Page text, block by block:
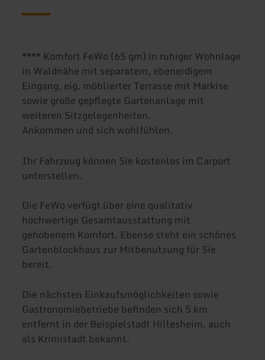
**** Komfort FeWo (65 qm) in ruhiger Wohnlage
in Waldnähe mit separatem, ebenerdigem
Eingang, eig. möblierter Terrasse mit Markise
sowie große gepflegte Gartenanlage mit
weiteren Sitzgelegenheiten.
Ankommen und sich wohlfühlen.
Ihr Fahrzeug können Sie kostenlos im Carport
unterstellen.
Die FeWo verfügt über eine qualitativ
hochwertige Gesamtausstattung mit
gehobenem Komfort. Ebenso steht ein schönes
Gartenblockhaus zur Mitbenutzung für Sie
bereit.
Die nächsten Einkaufsmöglichkeiten sowie
Gastronomiebetriebe befinden sich 5 km
entfernt in der Beispielstadt Hillesheim, auch
als Krimistadt bekannt.